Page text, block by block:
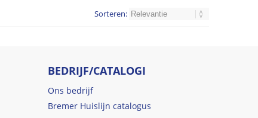
Sorteren:
BEDRIJF/CATALOGI
Ons bedrijf
Bremer Huislijn catalogus